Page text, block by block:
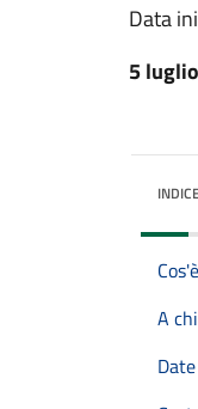
Data
5
Cos'è
A